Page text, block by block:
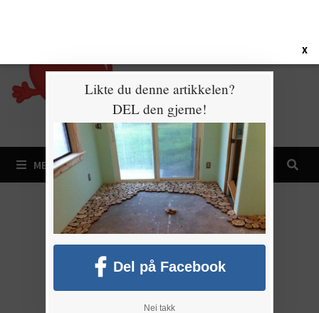
MENY
X
Likte du denne artikkelen?
DEL den gjerne!
Del på Facebook
Nei takk